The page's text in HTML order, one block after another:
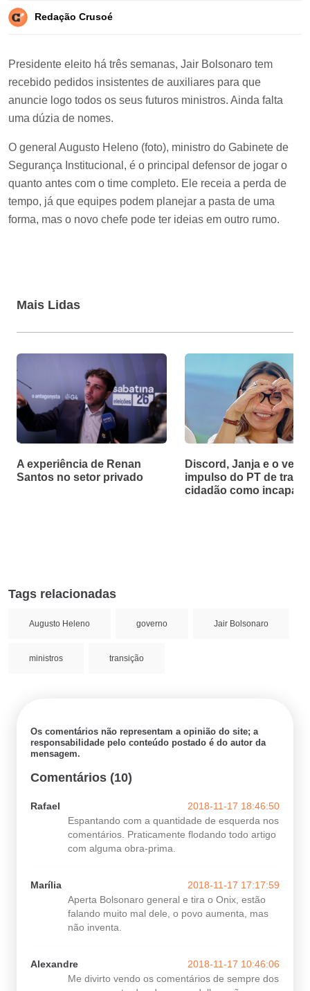
Redação Crusoé
Presidente eleito há três semanas, Jair Bolsonaro tem
recebido pedidos insistentes de auxiliares para que
anuncie logo todos os seus futuros ministros. Ainda falta
uma dúzia de nomes.
O general Augusto Heleno (foto), ministro do Gabinete de
Segurança Institucional, é o principal defensor de jogar o
quanto antes com o time completo. Ele receia a perda de
tempo, já que equipes podem planejar a pasta de uma
forma, mas o novo chefe pode ter ideias em outro rumo.
Mais Lidas
A experiência de Renan
Santos no setor privado
Discord, Janja e o velho
impulso do PT de tratar
cidadão como incapaz
Tags relacionadas
Augusto Heleno governo Jair Bolsonaro
ministros transição
Os comentários não representam a opinião do site; a
responsabilidade pelo conteúdo postado é do autor da
mensagem.
Comentários (10)
Rafael
2018-11-17 18:46:50
Espantando com a quantidade de esquerda nos
comentários. Praticamente flodando todo artigo
com alguma obra-prima.
Marília
2018-11-17 17:17:59
Aperta Bolsonaro general e tira o Onix, estão
falando muito mal dele, o povo aumenta, mas
não inventa.
Alexandre
2018-11-17 10:46:06
Me divirto vendo os comentários de sempre dos